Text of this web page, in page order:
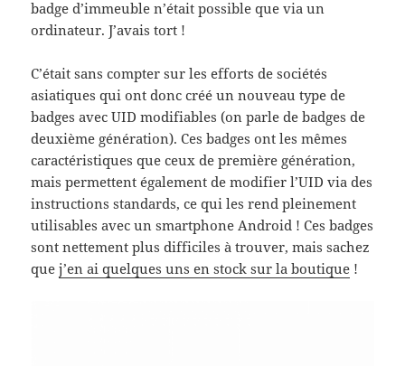
badge d’immeuble n’était possible que via un
ordinateur. J’avais tort !
C’était sans compter sur les efforts de sociétés
asiatiques qui ont donc créé un nouveau type de
badges avec UID modifiables (on parle de badges de
deuxième génération). Ces badges ont les mêmes
caractéristiques que ceux de première génération,
mais permettent également de modifier l’UID via des
instructions standards, ce qui les rend pleinement
utilisables avec un smartphone Android ! Ces badges
sont nettement plus difficiles à trouver, mais sachez
quej’en ai quelques uns en stock sur la boutique !